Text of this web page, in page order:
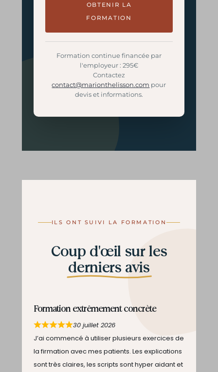
OBTENIR LA
FORMATION
Formation continue financée par
l'employeur : 295€
Contactez
contact@marionthelisson.com pour
devis et informations.
ILS ONT SUIVI LA FORMATION
Coup d'œil sur les
derniers avis
Formation extrêmement concrète
30 juillet 2026
J’ai commencé à utiliser plusieurs exercices de
la firmation avec mes patients. Les explications
sont très claires, les scripts sont hyper aidant et